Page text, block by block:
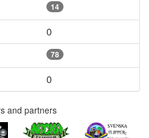
14
0
78
0
and partners